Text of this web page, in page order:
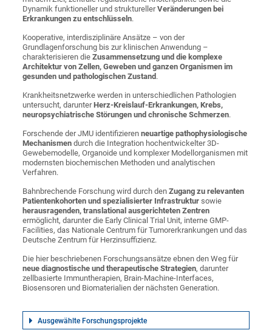
Dynamik funktioneller und strukturellerVeränderungen bei
Erkrankungen zu entschlüsseln.
Kooperative, interdisziplinäre Ansätze – von der
Grundlagenforschung bis zur klinischen Anwendung –
charakterisieren dieZusammensetzung und die komplexe
Architektur von Zellen, Geweben und ganzen Organismen im
gesunden und pathologischen Zustand .
Krankheitsnetzwerke werden in unterschiedlichen Pathologien
untersucht, darunterHerz-Kreislauf-Erkrankungen, Krebs,
neuropsychiatrische Störungen und chronische Schmerzen.
Forschende der JMU identifizierenneuartige pathophysiologische
Mechanismen durch die Integration hochentwickelter 3D-
Gewebemodelle, Organoide und komplexer Modellorganismen mit
modernsten biochemischen Methoden und analytischen
Verfahren.
Bahnbrechende Forschung wird durch denZugang zu relevanten
Patientenkohorten und spezialisierter Infrastruktur sowie
herausragenden, translational ausgerichteten Zentren
ermöglicht, darunter die Early Clinical Trial Unit, interne GMP-
Facilities, das Nationale Centrum für Tumorerkrankungen und das
Deutsche Zentrum für Herzinsuffizienz.
Die hier beschriebenen Forschungsansätze ebnen den Weg für
neue diagnostische und therapeutische Strategien, darunter
zellbasierte Immuntherapien, Brain-Machine-Interfaces,
Biosensoren und Biomaterialien der nächsten Generation.
Ausgewählte Forschungsprojekte